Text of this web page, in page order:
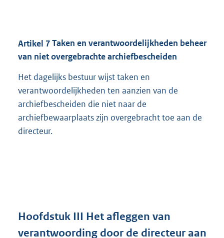
Artikel 7Taken en verantwoordelijkheden beheer
van niet overgebrachte archiefbescheiden
Het dagelijks bestuur wijst taken en
verantwoordelijkheden ten aanzien van de
archiefbescheiden die niet naar de
archiefbewaarplaats zijn overgebracht toe aan de
directeur.
Hoofdstuk III Het afleggen van
verantwoording door de directeur aan